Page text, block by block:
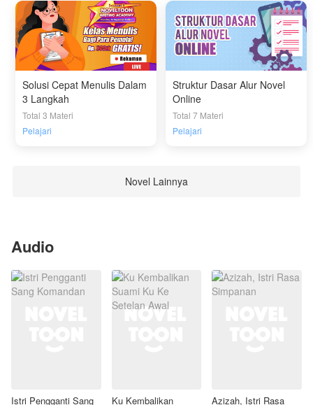
Solusi Cepat Menulis Dalam
3 Langkah
Total 3 Materi
Pelajari
Struktur Dasar Alur Novel
Online
Total 7 Materi
Pelajari
Novel Lainnya
Audio
Istri Pengganti Sang Ku Kembalikan Azizah, Istri Rasa